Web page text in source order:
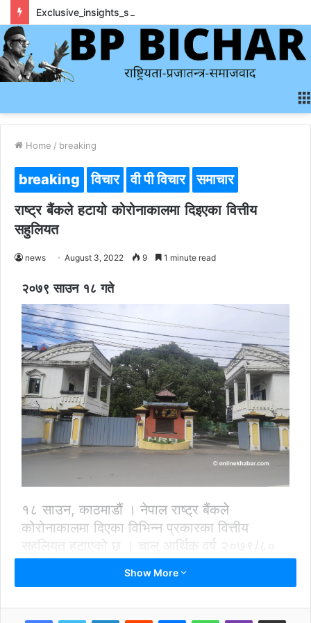
Home / breaking
breaking विचार वी पी विचार समाचार
राष्ट्र बैंकले हटायो कोरोनाकालमा दिइएका वित्तीय
सहुलियत
news August 3, 2022 9 1 minute read
२०७९ साउन १८ गते
१८ साउन, काठमाडौं । नेपाल राष्ट्र बैंकले
कोरोनाकालमा दिएका विभिन्न प्रकारका वित्तीय
सहुलियत हटाएको छ । चालु आर्थिक वर्ष २०७९/८०
को मौद्रिक नीतिको कार्यान्वयन गर्न बैंक तथा वित्तीय
संस्थालाई जारी गरेको एकीकृत निर्देशन २०७८ लाई
हो ।
Show More
LinkedInReddit MessengerWhatsAppViber Share via Email